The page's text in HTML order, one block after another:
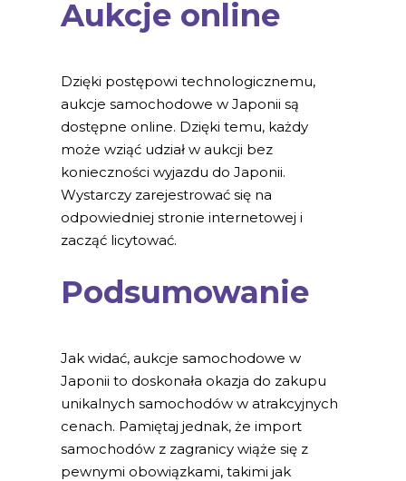
Aukcje online
Dzięki postępowi technologicznemu,
aukcje samochodowe w Japonii są
dostępne online. Dzięki temu, każdy
może wziąć udział w aukcji bez
konieczności wyjazdu do Japonii.
Wystarczy zarejestrować się na
odpowiedniej stronie internetowej i
zacząć licytować.
Podsumowanie
Jak widać, aukcje samochodowe w
Japonii to doskonała okazja do zakupu
unikalnych samochodów w atrakcyjnych
cenach. Pamiętaj jednak, że import
samochodów z zagranicy wiąże się z
pewnymi obowiązkami, takimi jak